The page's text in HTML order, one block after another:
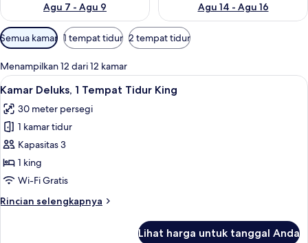
Agu 7 - Agu 9
Agu 14 - Agu 16
Filter
tersedia
untuk
kamar
Semua kamar 1 tempat tidur 2 tempat tidur
Menampilkan 12 dari 12 kamar
Lihat
semua
foto
untuk
Kamar
Deluks,
1
Tidur
1 kamar tidur, seprai premium,
5
Kamar Deluks, 1 Tempat Tidur King
30 meter persegi
1 kamar tidur
Kapasitas 3
1 king
Wi-Fi Gratis
Rincian selengkapnya
Rincian
Lihat harga untuk tanggal Anda